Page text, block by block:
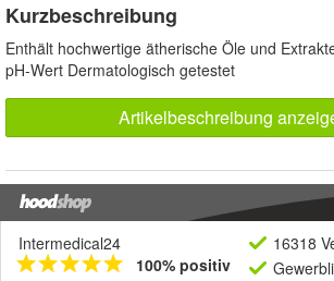
Kurzbeschreibung
Enthält hochwertige ätherische Öle und
pH-Wert Dermatologisch getestet
Artikelbeschreibung
Intermedical24
100% positiv
16318